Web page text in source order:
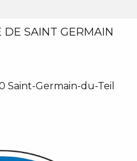
SAINT GERMAIN
Saint-Germain-du-Teil